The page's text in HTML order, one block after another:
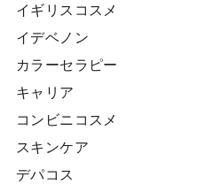
イギリスコスメ
イデベノン
カラーセラピー
キャリア
コンビニコスメ
スキンケア
デパコス